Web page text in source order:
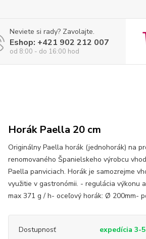
Neviete si rady? Zavolajte.
Eshop: +421 902 212 007
od 8:00 - do 16:00 hod
Horák Paella 20 cm
Originálny Paella horák (jednohorák) na
renomovaného Španielskeho výrobcu
Paella panviciach. Horák je samozrejme
využitie v gastronómii. - regulácia výkonu
max 371 g / h- oceľový horák: Ø 200mm-
Dostupnosť expedícia 3-